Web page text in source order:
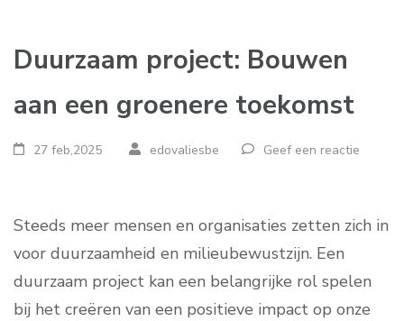
Duurzaam project: Bouwen
aan een groenere toekomst
27 feb,2025 edovaliesbe Geef een reactie
Steeds meer mensen en organisaties zetten zich in
voor duurzaamheid en milieubewustzijn. Een
duurzaam project kan een belangrijke rol spelen
bij het creëren van een positieve impact op onze